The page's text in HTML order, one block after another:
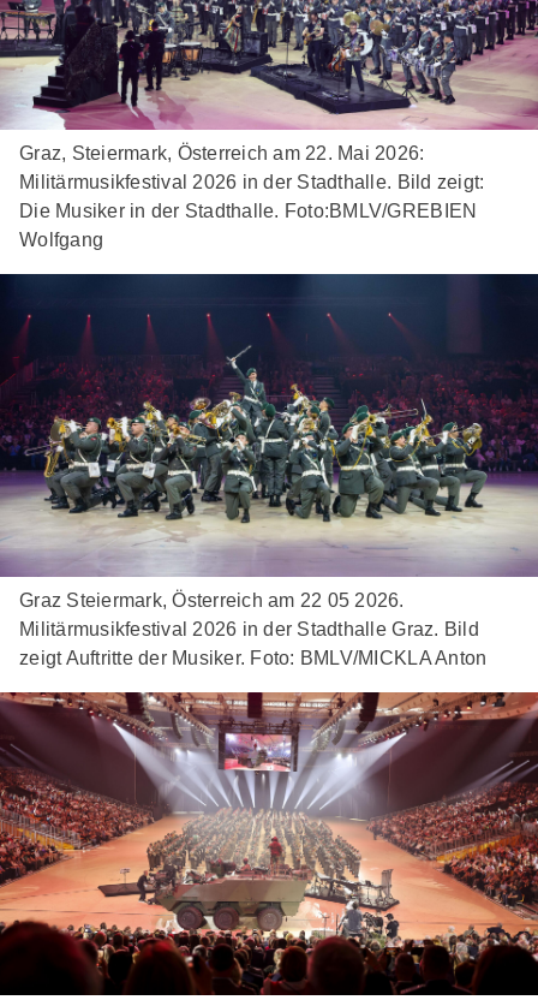
Graz, Steiermark, Österreich am 22. Mai 2026:
Militärmusikfestival 2026 in der Stadthalle. Bild zeigt:
Die Musiker in der Stadthalle. Foto:BMLV/GREBIEN
Wolfgang
Graz Steiermark, Österreich am 22 05 2026.
Militärmusikfestival 2026 in der Stadthalle Graz. Bild
zeigt Auftritte der Musiker. Foto: BMLV/MICKLA Anton